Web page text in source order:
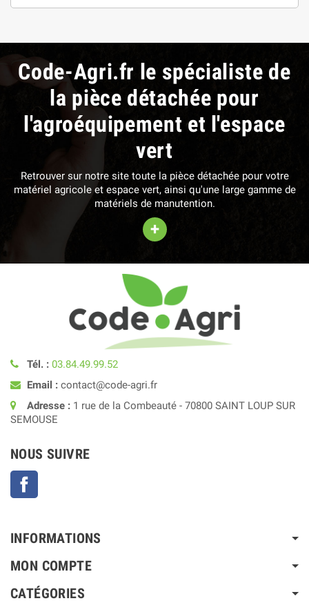
Code-Agri.fr le spécialiste de
la pièce détachée pour
l'agroéquipement et l'espace
vert
Retrouver sur notre site toute la pièce détachée pour votre
matériel agricole et espace vert, ainsi qu'une large gamme de
matériels de manutention.
+
Tél. : 03.84.49.99.52
Email : contact@code-agri.fr
Adresse : 1 rue de la Combeauté - 70800 SAINT LOUP SUR
SEMOUSE
NOUS SUIVRE
INFORMATIONS
MON COMPTE
CATÉGORIES